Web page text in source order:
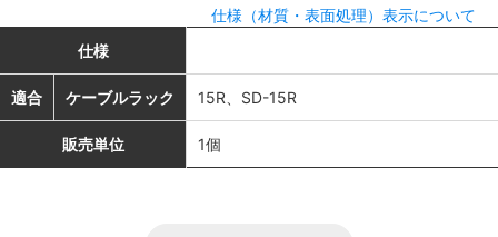
仕様（材質・表面処理）表示について
仕様
適合 ケーブルラック 15R、SD-15R
販売単位 1個